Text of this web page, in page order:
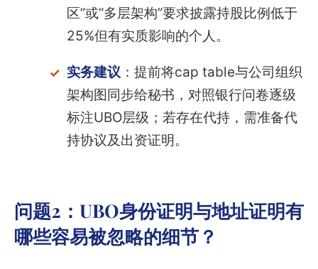
区”或“多层架构”要求披露持股比例低于
25%但有实质影响的个人。
实务建议 ：提前将cap table与公司组织
架构图同步给秘书，对照银行问卷逐级
标注UBO层级；若存在代持，需准备代
持协议及出资证明。
问题2：UBO身份证明与地址证明有
哪些容易被忽略的细节？